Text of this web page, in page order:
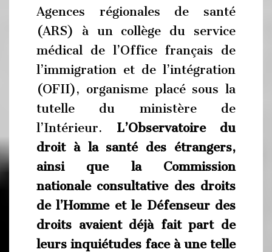
Agences régionales de santé
(ARS) à un collège du service
médical de l’Office français de
l’immigration et de l’intégration
(OFII), organisme placé sous la
tutelle du ministère de
l’Intérieur. L’Observatoire du
droit à la santé des étrangers,
ainsi que la Commission
nationale consultative des droits
de l’Homme et le Défenseur des
droits avaient déjà fait part de
leurs inquiétudes face à une telle